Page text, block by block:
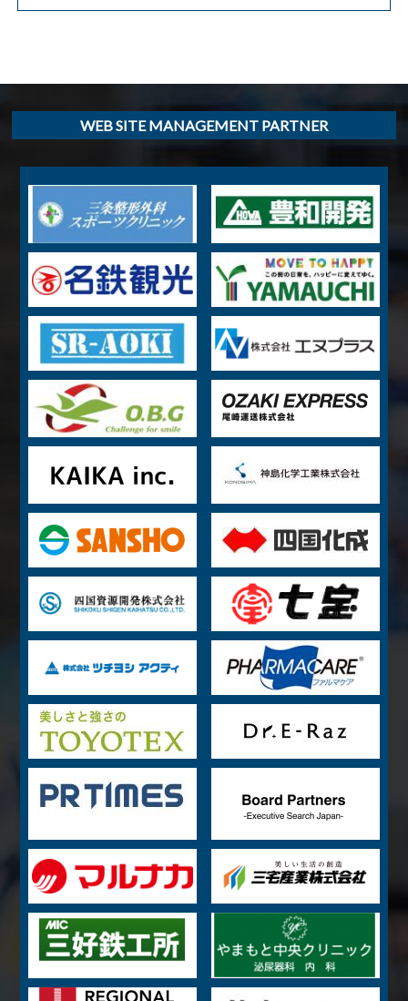
WEB SITE MANAGEMENT PARTNER